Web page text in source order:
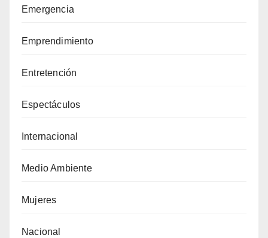
Emergencia
Emprendimiento
Entretención
Espectáculos
Internacional
Medio Ambiente
Mujeres
Nacional